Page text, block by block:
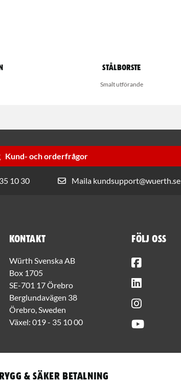
Stålborste
Smalt utförande
Kund- och orderfrågor
10 30 Maila kundsupport@wuerth.se
Kontakt
Würth Svenska AB
Box 1705
SE-701 17 Örebro
Berglundavägen 38
Örebro, Sweden
Växel: 019 - 35 10 00
Följ oss
& säker betalning